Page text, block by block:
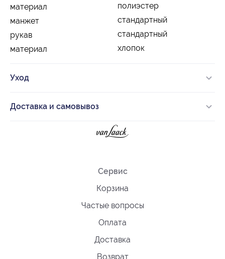
материал
полиэстер
манжет
стандартный
рукав
стандартный
материал
хлопок
Уход
Доставка и самовывоз
Сервис
Корзина
Частые вопросы
Оплата
Доставка
Возврат